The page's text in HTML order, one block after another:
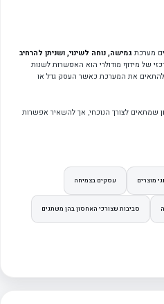
מערכת גמישה, נוחה לשינוי, ושניתן להרחיב
של מידוף מודולרי הוא האפשרות לשנות
להתאים את המערכת כאשר העסק גדל או
שמתאים לצורך הנוכחי, אך להשאיר אפשרות
מוצרים עסקים בצמיחה
סביבות שצורכי האחסון בהן משתנים